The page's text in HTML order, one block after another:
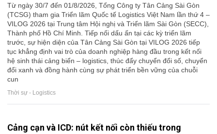
Từ ngày 30/7 đến 01/8/2026, Tổng Công ty Tân Cảng Sài Gòn
(TCSG) tham gia Triển lãm Quốc tế Logistics Việt Nam lần thứ 4 –
VILOG 2026 tại Trung tâm Hội nghị và Triển lãm Sài Gòn (SECC),
Thành phố Hồ Chí Minh. Tiếp nối dấu ấn tại các kỳ triển lãm
trước, sự hiện diện của Tân Cảng Sài Gòn tại VILOG 2026 tiếp
tục khẳng định vai trò của doanh nghiệp hàng đầu trong kết nối
hệ sinh thái cảng biển – logistics, thúc đẩy chuyển đổi số, chuyển
đổi xanh và đồng hành cùng sự phát triển bền vững của chuỗi
cun
Thời sự - Logistics
Cảng cạn và ICD: nút kết nối còn thiếu trong